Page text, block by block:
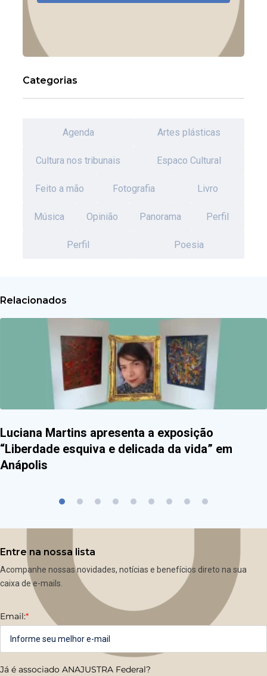
Categorias
Agenda Artes plásticas
Cultura nos tribunais Espaco Cultural
Feito a mão Fotografia Livro
Música Opinião Panorama Perfil
Perfil Poesia
Relacionados
Luciana Martins apresenta a exposição
“Liberdade esquiva e delicada da vida” em
Anápolis
Entre na nossa lista
Acompanhe nossas novidades, notícias e benefícios direto na sua
caixa de e-mails.
Email:*
Já é associado ANAJUSTRA Federal?